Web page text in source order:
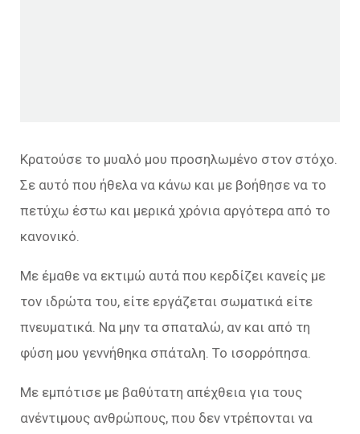
Κρατούσε το μυαλό μου προσηλωμένο στον στόχο.
Σε αυτό που ήθελα να κάνω και με βοήθησε να το
πετύχω έστω και μερικά χρόνια αργότερα από το
κανονικό.
Με έμαθε να εκτιμώ αυτά που κερδίζει κανείς με
τον ιδρώτα του, είτε εργάζεται σωματικά είτε
πνευματικά. Να μην τα σπαταλώ, αν και από τη
φύση μου γεννήθηκα σπάταλη. Το ισορρόπησα.
Με εμπότισε με βαθύτατη απέχθεια για τους
ανέντιμους ανθρώπους, που δεν ντρέπονται να